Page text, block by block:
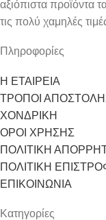
αξιόπιστα προϊόντα
τις πολύ χαμηλές
Πληροφορίες
Η ΕΤΑΙΡΕΙΑ
ΤΡΟΠΟΙ
ΧΟΝΔΡΙΚΗ
ΟΡΟΙ ΧΡΗΣΗΣ
ΠΟΛΙΤΙΚΗ
ΠΟΛΙΤΙΚΗ
ΕΠΙΚΟΙΝΩΝΙΑ
Κατηγορίες